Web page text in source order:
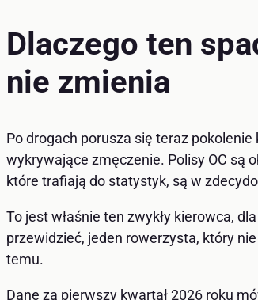
Dlaczego ten
nie zmienia
Po drogach porusza się teraz
wykrywające zmęczenie. Polisy OC są
które trafiają do statystyk, są w
To jest właśnie ten zwykły kierowca,
przewidzieć, jeden rowerzysta, który
temu.
Dane za pierwszy kwartał 2026 roku